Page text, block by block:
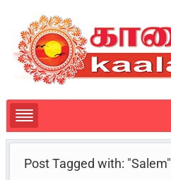
Post Tagged with: "Salem"